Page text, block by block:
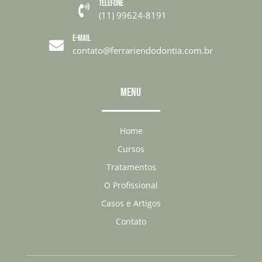
 TELEFONE
(11) 99624-8191
 E-MAIL
contato@ferrariendodontia.com.br
MENU
Home
Cursos
Tratamentos
O Profissional
Casos e Artigos
Contato